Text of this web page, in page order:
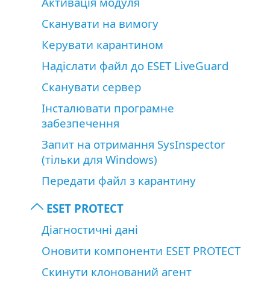
Сканувати на вимогу
Керувати карантином
Надіслати файл до ESET LiveGuard
Сканувати сервер
Інсталювати програмне
забезпечення
Запит на отримання SysInspector
(тільки для Windows)
Передати файл з карантину
ESET PROTECT
Діагностичні дані
Оновити компоненти ESET PROTECT
Скинути клонований агент